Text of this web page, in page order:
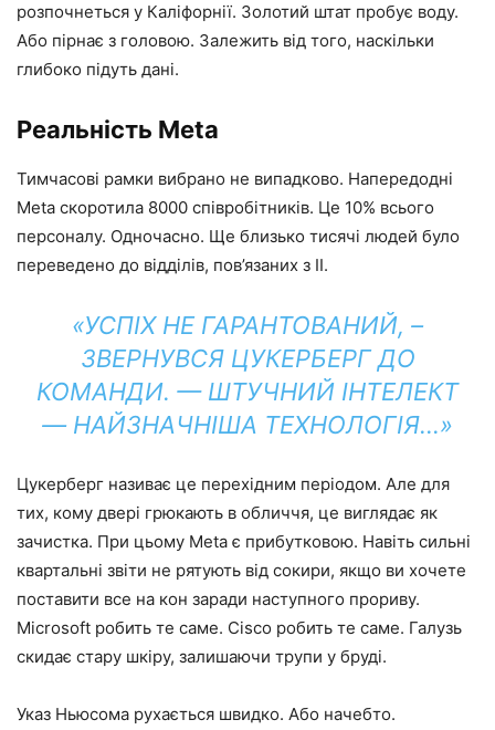
розпочнеться у Каліфорнії. Золотий штат пробує воду.
Або пірнає з головою. Залежить від того, наскільки
глибоко підуть дані.
Реальність Meta
Тимчасові рамки вибрано не випадково. Напередодні
Meta скоротила 8000 співробітників. Це 10% всього
персоналу. Одночасно. Ще близько тисячі людей було
переведено до відділів, пов’язаних з ІІ.
«УСПІХ НЕ ГАРАНТОВАНИЙ, –
ЗВЕРНУВСЯ ЦУКЕРБЕРГ ДО
КОМАНДИ. — ШТУЧНИЙ ІНТЕЛЕКТ
— НАЙЗНАЧНІША ТЕХНОЛОГІЯ…»
Цукерберг називає це перехідним періодом. Але для
тих, кому двері грюкають в обличчя, це виглядає як
зачистка. При цьому Meta є прибутковою. Навіть сильні
квартальні звіти не рятують від сокири, якщо ви хочете
поставити все на кон заради наступного прориву.
Microsoft робить те саме. Cisco робить те саме. Галузь
скидає стару шкіру, залишаючи трупи у бруді.
Указ Ньюсома рухається швидко. Або начебто.